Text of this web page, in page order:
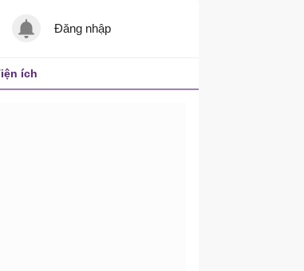
Đăng nhập
ích